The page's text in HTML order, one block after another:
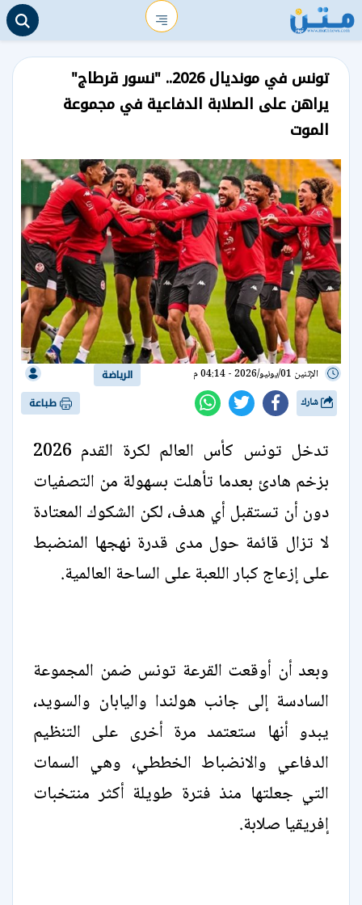
تونس في مونديال 2026.. "نسور قرطاج"
يراهن على الصلابة الدفاعية في مجموعة
الموت
الإثنين 01/يونيو/2026 - 04:14 م الرياضة
طباعة
تدخل تونس كأس العالم لكرة القدم 2026
بزخم هادئ بعدما تأهلت بسهولة من التصفيات
دون أن تستقبل أي هدف، لكن الشكوك المعتادة
لا تزال قائمة حول مدى قدرة نهجها المنضبط
على إزعاج كبار اللعبة على الساحة العالمية.
وبعد أن أوقعت القرعة تونس ضمن المجموعة
السادسة إلى جانب هولندا واليابان والسويد،
يبدو أنها ستعتمد مرة أخرى على التنظيم
الدفاعي والانضباط الخططي، وهي السمات
التي جعلتها منذ فترة طويلة أكثر منتخبات
إفريقيا صلابة.